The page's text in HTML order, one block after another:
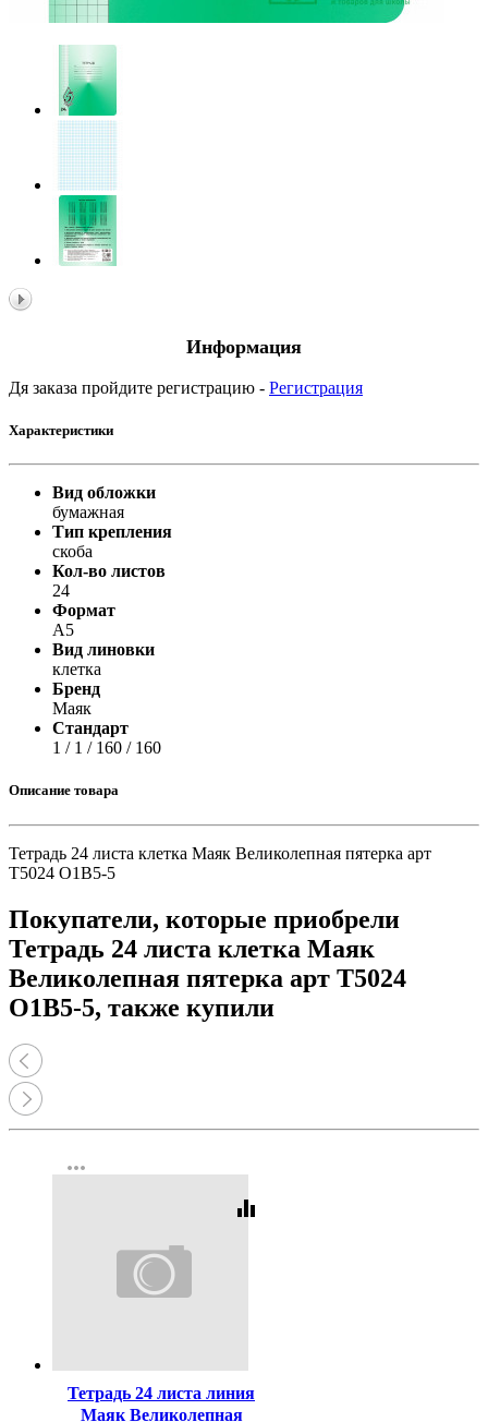
Информация
Дя заказа пройдите регистрацию - Регистрация
Характеристики
Вид обложки
бумажная
Тип крепления
скоба
Кол-во листов
24
Формат
А5
Вид линовки
клетка
Бренд
Маяк
Стандарт
1 / 1 / 160 / 160
Описание товара
Тетрадь 24 листа клетка Маяк Великолепная пятерка арт
Т5024 О1В5-5
Покупатели, которые приобрели
Тетрадь 24 листа клетка Маяк
Великолепная пятерка арт Т5024
О1В5-5, также купили
more_horiz
equalizer
Тетрадь 24 листа линия
Маяк Великолепная